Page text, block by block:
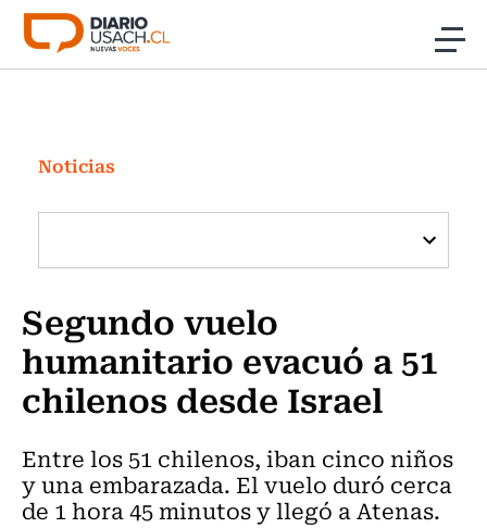
Click acá para ir directamente al contenido
Investigación
Cultura
Programas Radio y TV Usach
Noticias
Segundo vuelo
humanitario evacuó a 51
chilenos desde Israel
Entre los 51 chilenos, iban cinco niños
y una embarazada. El vuelo duró cerca
de 1 hora 45 minutos y llegó a Atenas.